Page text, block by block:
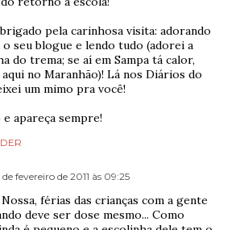
pela carinhosa visita: adorando
o seu blogue e lendo tudo (adorei a
do trema; se aí em Sampa tá calor,
no Maranhão)! Lá nos Diários do
um mimo pra você!
e apareça sempre!
de fevereiro de 2011 às 09:25
férias das crianças com a gente
deve ser dose mesmo... Como